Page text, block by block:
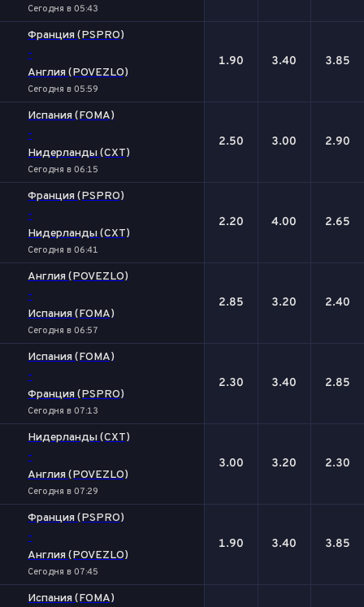
Сегодня в 05:43
Франция (PSPRO)
-
Англия (POVEZLO)
Сегодня в 05:59
1.90 3.40 3.85
Испания (FOMA)
-
Нидерланды (CXT)
Сегодня в 06:15
2.50 3.00 2.90
Франция (PSPRO)
-
Нидерланды (CXT)
Сегодня в 06:41
2.20 4.00 2.65
Англия (POVEZLO)
-
Испания (FOMA)
Сегодня в 06:57
2.85 3.20 2.40
Испания (FOMA)
-
Франция (PSPRO)
Сегодня в 07:13
2.30 3.40 2.85
Нидерланды (CXT)
-
Англия (POVEZLO)
Сегодня в 07:29
3.00 3.20 2.30
Франция (PSPRO)
-
Англия (POVEZLO)
Сегодня в 07:45
1.90 3.40 3.85
Испания (FOMA)